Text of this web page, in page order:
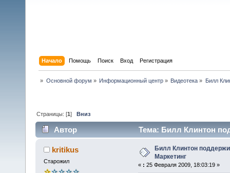
Начало Помощь Поиск Вход Регистрация
» Основной форум » Информационный центр» Видеотека » Билл
Страницы: [1]Вниз
Автор Тема: Билл Клинтон
kritikus
Старожил
Билл Клинтон
Маркетинг
« : 25 Февраля 2009, 18:03:19 »